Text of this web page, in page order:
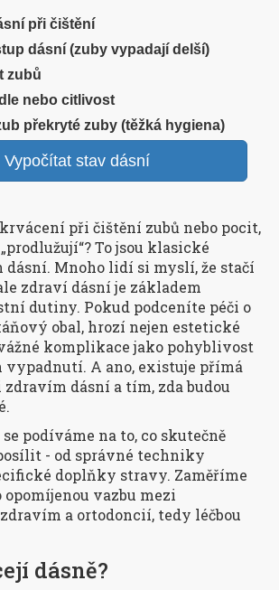
při čištění
dásní (zuby vypadají delší)
zubů
nebo citlivost
překryté zuby (těžká hygiena)
Vypočítat stav dásní
při čištění zubů nebo pocit,
To jsou klasické
Mnoho lidí si myslí, že stačí
zdraví dásní je základem
dutiny. Pokud podceníte péči o
obal, hrozí nejen estetické
komplikace jako pohyblivost
vypadnutí. A ano, existuje přímá
dásní a tím, zda budou
podíváme na to, co skutečně
- od správné techniky
doplňky stravy. Zaměříme
opomíjenou vazbu mezi
a ortodoncií, tedy léčbou
dásně?